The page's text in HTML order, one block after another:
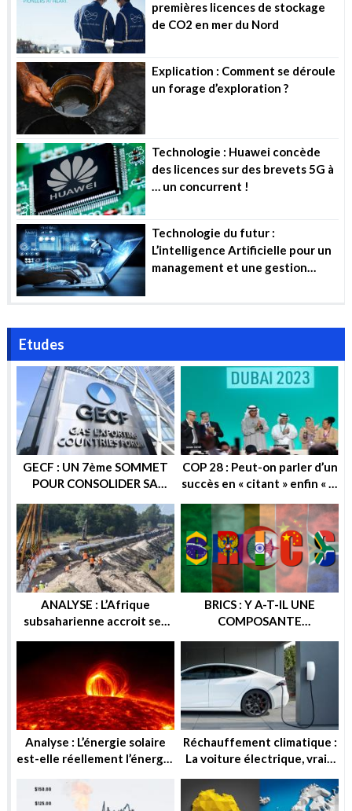
premières licences de stockage
de CO2 en mer du Nord
Explication : Comment se déroule
un forage d’exploration ?
Technologie : Huawei concède
des licences sur des brevets 5G à
… un concurrent !
Technologie du futur :
L’intelligence Artificielle pour un
management et une gestion
Etudes
GECF : UN 7ème SOMMET
POUR CONSOLIDER SA
ENERGETIQUE
COP 28 : Peut-on parler d’un
succès en « citant » enfin « la
énergies fossiles » ?
ANALYSE : L’Afrique
subsaharienne accroit ses
européennes contre la
Russie
BRICS : Y A-T-IL UNE
COMPOSANTE
CETTE ALTERNATIVE
ECONOMIQUE ? OU
GEOPOLITIQUE ?
Analyse : L’énergie solaire
est-elle réellement l’énergie
Réchauffement climatique :
La voiture électrique, vraie